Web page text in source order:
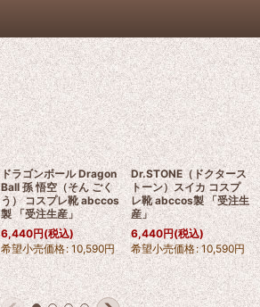
ドラゴンボール Dragon
Ball 孫 悟空（そん ごく
う） コスプレ靴 abccos
製 「受注生産」
6,440円(税込)
希望小売価格: 10,590円
Dr.STONE（ドクタース
トーン）スイカ コスプ
レ靴 abccos製 「受注生
産」
6,440円(税込)
希望小売価格: 10,590円